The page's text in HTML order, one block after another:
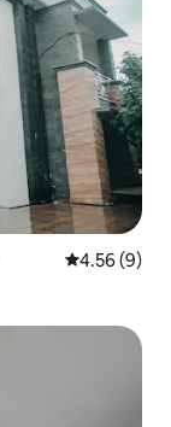
平均评分
4.56 (9)